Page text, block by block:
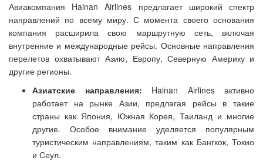
Авиакомпания Hainan Airlines предлагает широкий спектр
направлений по всему миру. С момента своего основания
компания расширила свою маршрутную сеть, включая
внутренние и международные рейсы. Основные направления
перелетов охватывают Азию, Европу, Северную Америку и
другие регионы.
Азиатские направления: Hainan Airlines активно
работает на рынке Азии, предлагая рейсы в такие
страны как Япония, Южная Корея, Таиланд и многие
другие. Особое внимание уделяется популярным
туристическим направлениям, таким как Бангкок, Токио
и Сеул.